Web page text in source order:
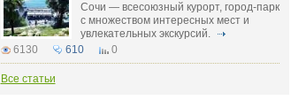
Сочи — всесоюзный курорт, город-парк
с множеством интересных мест и
увлекательных экскурсий.
6130
610 0
Все статьи